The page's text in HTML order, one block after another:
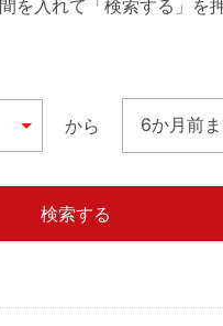
入れて「検索する」を
から
検索する